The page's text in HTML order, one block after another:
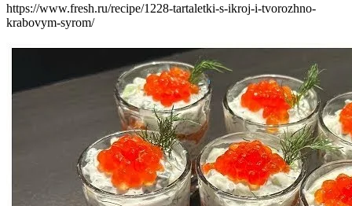
https://www.fresh.ru/recipe/1228-tartaletki-s-ikroj-i-tvorozhno-
krabovym-syrom/